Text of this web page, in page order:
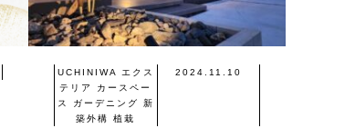
UCHINIWA
エクス
テリア
カースペー
ス
ガーデニング
新
築外構
植栽
2024.11.10